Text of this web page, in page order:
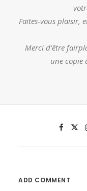
Faites-vous plaisir,
Merci d’être
une copie
ADD COMMENT